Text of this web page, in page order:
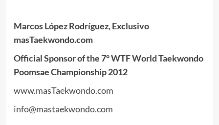
Marcos López Rodríguez, Exclusivo
masTaekwondo.com
Official Sponsor of the 7° WTF World Taekwondo
Poomsae Championship 2012
www.masTaekwondo.com
info@mastaekwondo.com